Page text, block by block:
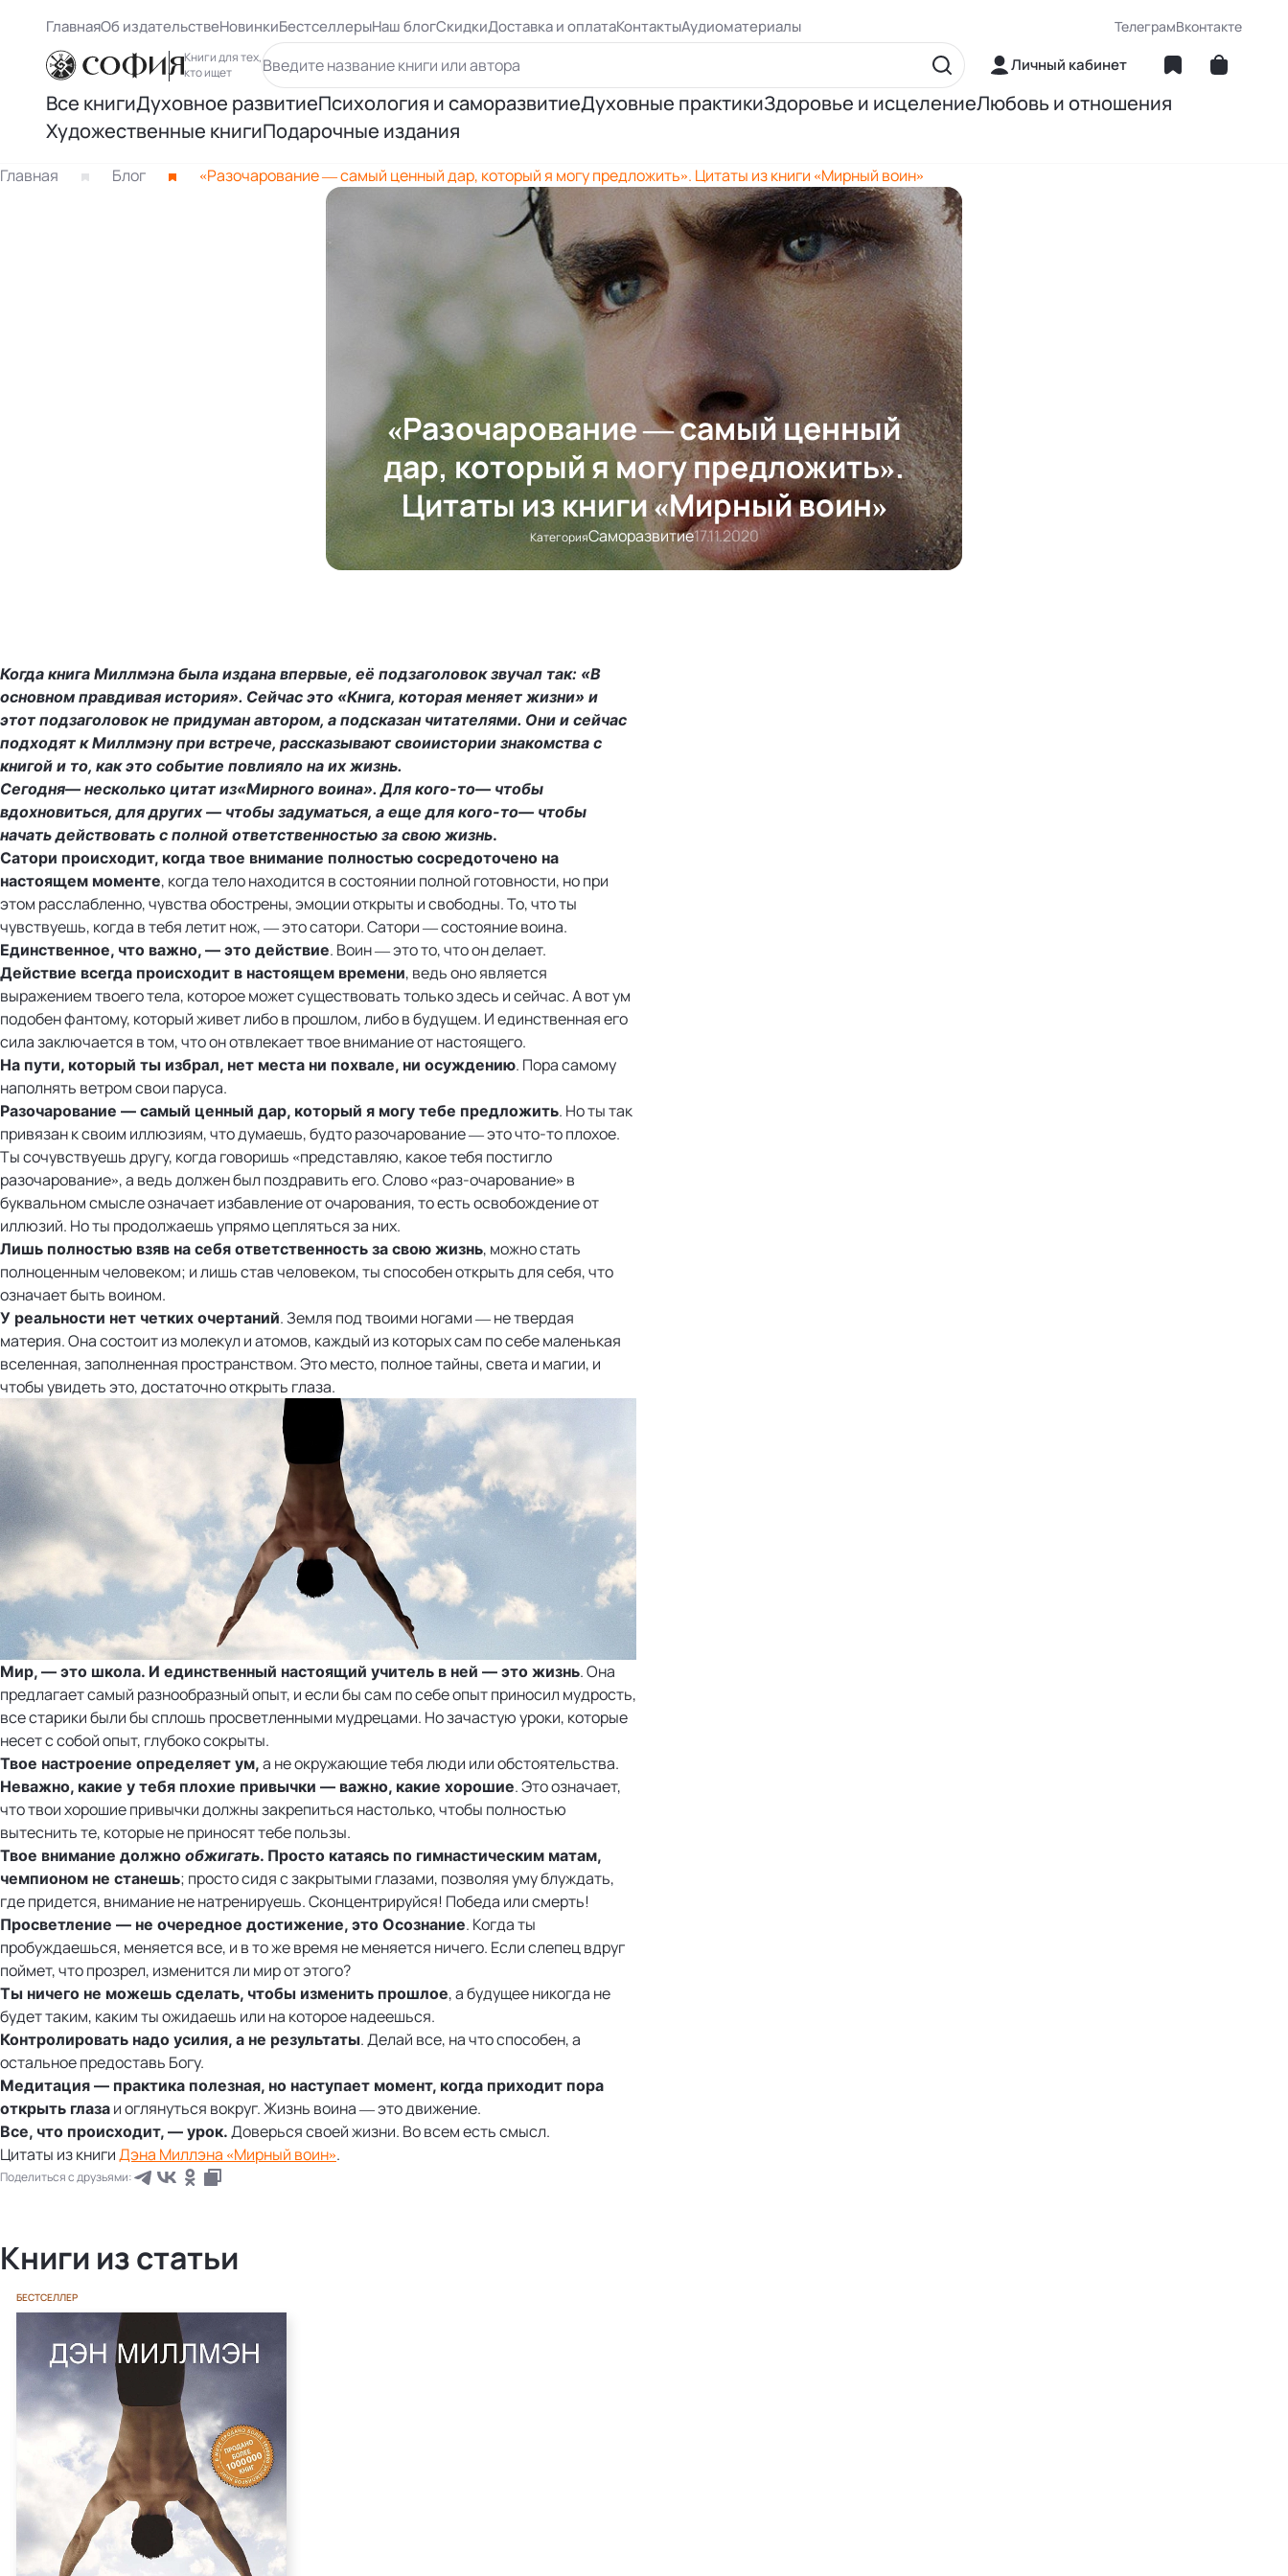
ГлавнаяОб издательствеНовинкиБестселлерыНаш блогСкидкиДоставка и оплатаКонтактыАудиоматериалы ТелеграмВконтакте
Книги для тех,
кто ищет
Личный кабинет
Все книгиДуховное развитие
Духовный рост
Психология и саморазвитие
Самосовершенствование
Психология личности
Психология успеха
Книги Лиз Бурбо
Духовные практики
Эзотерическая практика
Медитация
Цигун, рэйки
Таро и предсказания
Здоровье и исцеление
Исцеление
Правильное питание
Любовь и отношения
Художественные книги
Книги Карлоса Кастанеды
Подарочные издания
Главная Блог «Разочарование — самый ценный дар, который я могу предложить». Цитаты из книги «Мирный воин»
«Разочарование — самый ценный
дар, который я могу предложить».
Цитаты из книги «Мирный воин»
КатегорияСаморазвитие17.11.2020
Когда книга Миллмэна была издана впервые, её подзаголовок звучал так: «В
основном правдивая история». Сейчас это «Книга, которая меняет жизни» и
этот подзаголовок не придуман автором, а подсказан читателями. Они и сейчас
подходят к Миллмэну при встрече, рассказывают своиистории знакомства с
книгой и то, как это событие повлияло на их жизнь.
Сегодня— несколько цитат из«Мирного воина». Для кого-то— чтобы
вдохновиться, для других — чтобы задуматься, а еще для кого-то— чтобы
начать действовать с полной ответственностью за свою жизнь.
Сатори происходит, когда твое внимание полностью сосредоточено на
настоящем моменте, когда тело находится в состоянии полной готовности, но при
этом расслабленно, чувства обострены, эмоции открыты и свободны. То, что ты
чувствуешь, когда в тебя летит нож, — это сатори. Сатори — состояние воина.
Единственное, что важно, — это действие. Воин — это то, что он делает.
Действие всегда происходит в настоящем времени, ведь оно является
выражением твоего тела, которое может существовать только здесь и сейчас. А вот ум
подобен фантому, который живет либо в прошлом, либо в будущем. И единственная его
сила заключается в том, что он отвлекает твое внимание от настоящего.
На пути, который ты избрал, нет места ни похвале, ни осуждению. Пора самому
наполнять ветром свои паруса.
Разочарование — самый ценный дар, который я могу тебе предложить. Но ты так
привязан к своим иллюзиям, что думаешь, будто разочарование — это что-то плохое.
Ты сочувствуешь другу, когда говоришь «представляю, какое тебя постигло
разочарование», а ведь должен был поздравить его. Слово «раз-очарование» в
буквальном смысле означает избавление от очарования, то есть освобождение от
иллюзий. Но ты продолжаешь упрямо цепляться за них.
Лишь полностью взяв на себя ответственность за свою жизнь, можно стать
полноценным человеком; и лишь став человеком, ты способен открыть для себя, что
означает быть воином.
У реальности нет четких очертаний. Земля под твоими ногами — не твердая
материя. Она состоит из молекул и атомов, каждый из которых сам по себе маленькая
вселенная, заполненная пространством. Это место, полное тайны, света и магии, и
чтобы увидеть это, достаточно открыть глаза.
Мир, — это школа. И единственный настоящий учитель в ней — это жизнь. Она
предлагает самый разнообразный опыт, и если бы сам по себе опыт приносил мудрость,
все старики были бы сплошь просветленными мудрецами. Но зачастую уроки, которые
несет с собой опыт, глубоко сокрыты.
Твое настроение определяет ум, а не окружающие тебя люди или обстоятельства.
Неважно, какие у тебя плохие привычки — важно, какие хорошие. Это означает,
что твои хорошие привычки должны закрепиться настолько, чтобы полностью
вытеснить те, которые не приносят тебе пользы.
Твое внимание должно обжигать. Просто катаясь по гимнастическим матам,
чемпионом не станешь; просто сидя с закрытыми глазами, позволяя уму блуждать,
где придется, внимание не натренируешь. Сконцентрируйся! Победа или смерть!
Просветление — не очередное достижение, это Осознание. Когда ты
пробуждаешься, меняется все, и в то же время не меняется ничего. Если слепец вдруг
поймет, что прозрел, изменится ли мир от этого?
Ты ничего не можешь сделать, чтобы изменить прошлое, а будущее никогда не
будет таким, каким ты ожидаешь или на которое надеешься.
Контролировать надо усилия, а не результаты. Делай все, на что способен, а
остальное предоставь Богу.
Медитация — практика полезная, но наступает момент, когда приходит пора
открыть глаза и оглянуться вокруг. Жизнь воина — это движение.
Все, что происходит, — урок. Доверься своей жизни. Во всем есть смысл.
Цитаты из книгиДэна Миллэна «Мирный воин».
Поделиться с друзьями:
Книги из статьи
БЕСТСЕЛЛЕР